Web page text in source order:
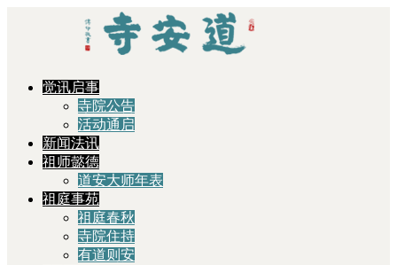
觉讯启事
寺院公告
活动通启
新闻法讯
祖师懿德
道安大师年表
祖庭事苑
祖庭春秋
寺院住持
有道则安